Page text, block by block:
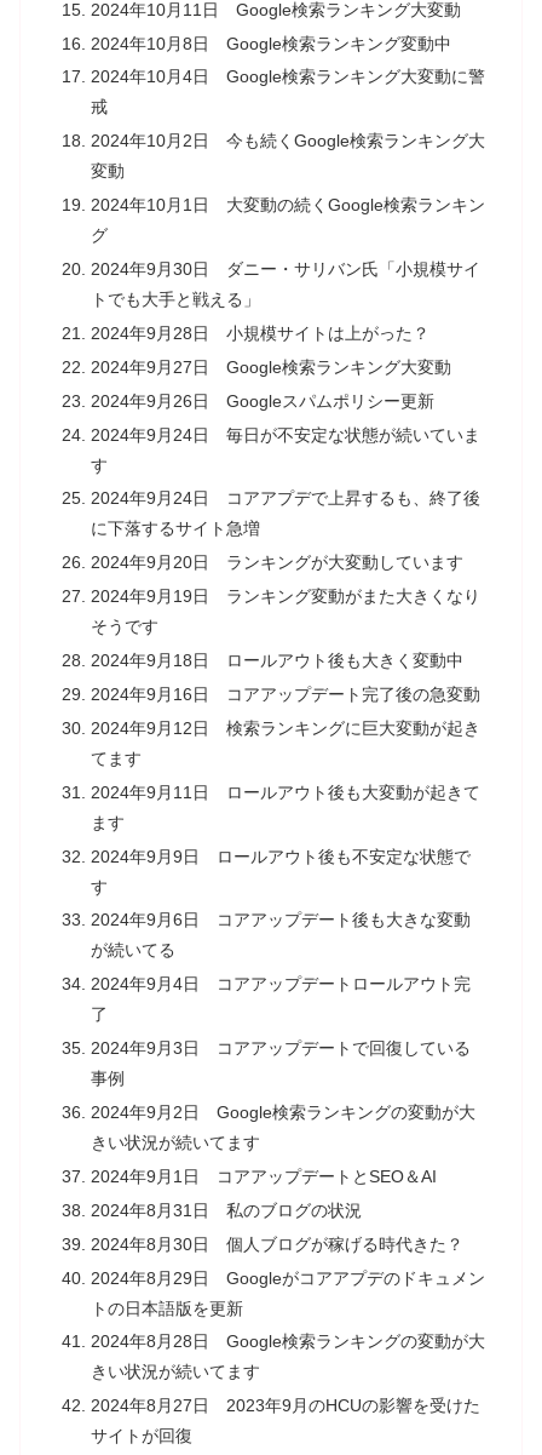
2024年10月11日 Google検索ランキング大変動
2024年10月8日 Google検索ランキング変動中
2024年10月4日 Google検索ランキング大変動に警
戒
2024年10月2日 今も続くGoogle検索ランキング大
変動
2024年10月1日 大変動の続くGoogle検索ランキン
グ
2024年9月30日 ダニー・サリバン氏「小規模サイ
トでも大手と戦える」
2024年9月28日 小規模サイトは上がった？
2024年9月27日 Google検索ランキング大変動
2024年9月26日 Googleスパムポリシー更新
2024年9月24日 毎日が不安定な状態が続いていま
す
2024年9月24日 コアアプデで上昇するも、終了後
に下落するサイト急増
2024年9月20日 ランキングが大変動しています
2024年9月19日 ランキング変動がまた大きくなり
そうです
2024年9月18日 ロールアウト後も大きく変動中
2024年9月16日 コアアップデート完了後の急変動
2024年9月12日 検索ランキングに巨大変動が起き
てます
2024年9月11日 ロールアウト後も大変動が起きて
ます
2024年9月9日 ロールアウト後も不安定な状態で
す
2024年9月6日 コアアップデート後も大きな変動
が続いてる
2024年9月4日 コアアップデートロールアウト完
了
2024年9月3日 コアアップデートで回復している
事例
2024年9月2日 Google検索ランキングの変動が大
きい状況が続いてます
2024年9月1日 コアアップデートとSEO＆AI
2024年8月31日 私のブログの状況
2024年8月30日 個人ブログが稼げる時代きた？
2024年8月29日 Googleがコアアプデのドキュメン
トの日本語版を更新
2024年8月28日 Google検索ランキングの変動が大
きい状況が続いてます
2024年8月27日 2023年9月のHCUの影響を受けた
サイトが回復